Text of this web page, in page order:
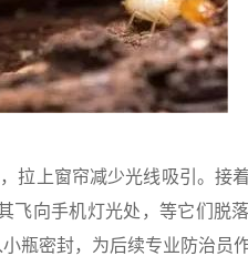
拉上窗帘减少光线吸引。接
飞向手机灯光处，等它们脱
瓶密封，为后续专业防治员